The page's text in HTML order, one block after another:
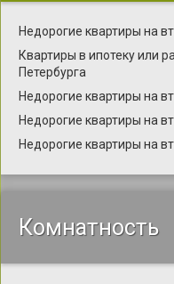
Недорогие квартиры на
Квартиры в ипотеку или
Петербурга
Недорогие квартиры на
Недорогие квартиры на
Недорогие квартиры на
Комнатность